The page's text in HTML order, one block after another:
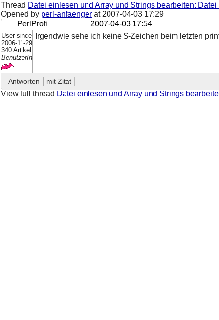
Thread Datei einlesen und Array und Strings bearbeiten:
Opened by perl-anfaenger at 2007-04-03 17:29
PerlProfi
2007-04-03 17:54
User since
2006-11-29
340 Artikel
BenutzerIn
Irgendwie sehe ich keine $-Zeichen beim letzten
View full thread Datei einlesen und Array und Strings